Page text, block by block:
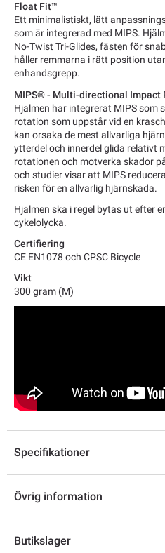
Float Fit™
Ett minimalistiskt, lätt
som är integrerad med MIPS.
No-Twist Tri-Glides, fästen för
håller remmarna i rätt position
enhandsgrepp.
MIPS® - Multi-directional Impact
Hjälmen har integrerat MIPS som
rotation som uppstår vid en
kan orsaka de mest allvarliga
ytterdel och innerdel glida relativt
rotationen och motverka skador
och studier visar att MIPS
risken för en allvarlig hjärnskada.
Hjälmen ska i regel bytas ut efter
cykelolycka.
Certifiering
CE EN1078 och CPSC Bicycle
Vikt
300 gram (M)
Specifikationer
Övrig information
Butikslager